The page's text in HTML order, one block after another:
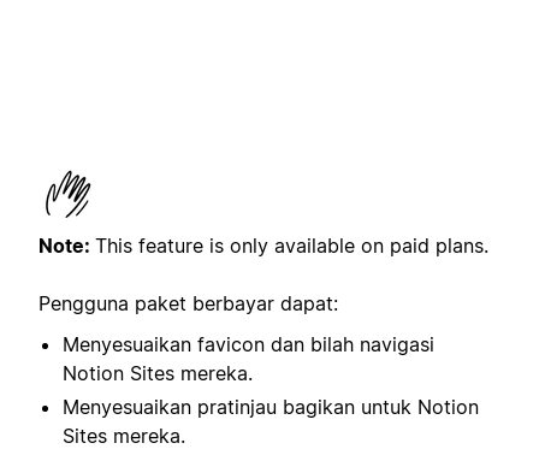
Note: This feature is only available on paid plans.
Pengguna paket berbayar dapat:
Menyesuaikan favicon dan bilah navigasi
Notion Sites mereka.
Menyesuaikan pratinjau bagikan untuk Notion
Sites mereka.